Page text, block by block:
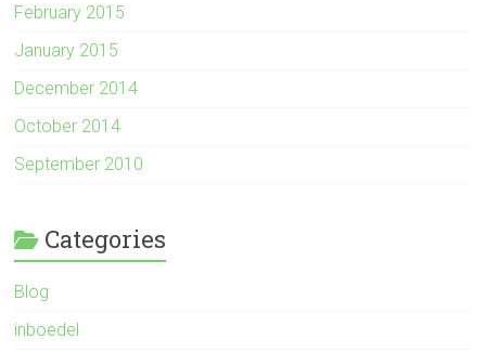
February 2015
January 2015
December 2014
October 2014
September 2010
Categories
Blog
inboedel